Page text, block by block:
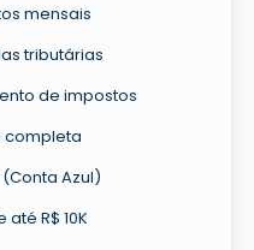
mensais
tributárias
de impostos
completa
(Conta Azul)
R$ 10K